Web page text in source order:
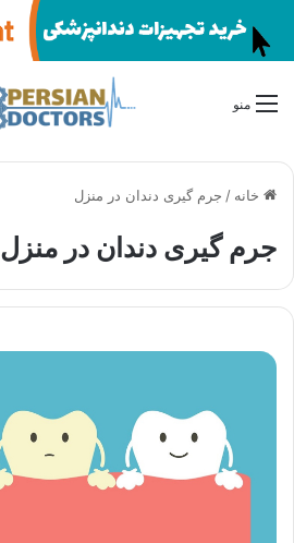
منو
خانه / جرم گیری دندان در منزل
جرم گیری دندان در منزل